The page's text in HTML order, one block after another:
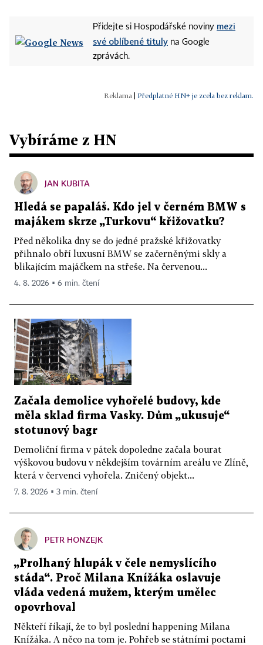
Přidejte si Hospodářské noviny mezi
své oblíbené tituly na Google
zprávách.
Předplatné HN+ je zcela bez reklam.
Vybíráme z HN
JAN KUBITA
Hledá se papaláš. Kdo jel v černém BMW s
majákem skrze „Turkovu“ křižovatku?
Před několika dny se do jedné pražské křižovatky
přihnalo obří luxusní BMW se začerněnými skly a
blikajícím majáčkem na střeše. Na červenou...
4. 8. 2026 ▪ 6 min. čtení
Začala demolice vyhořelé budovy, kde
měla sklad firma Vasky. Dům „ukusuje“
stotunový bagr
Demoliční firma v pátek dopoledne začala bourat
výškovou budovu v někdejším továrním areálu ve Zlíně,
která v červenci vyhořela. Zničený objekt...
7. 8. 2026 ▪ 3 min. čtení
PETR HONZEJK
„Prolhaný hlupák v čele nemyslícího
stáda“. Proč Milana Knížáka oslavuje
vláda vedená mužem, kterým umělec
opovrhoval
Někteří říkají, že to byl poslední happening Milana
Knížáka. A něco na tom je. Pohřeb se státními poctami